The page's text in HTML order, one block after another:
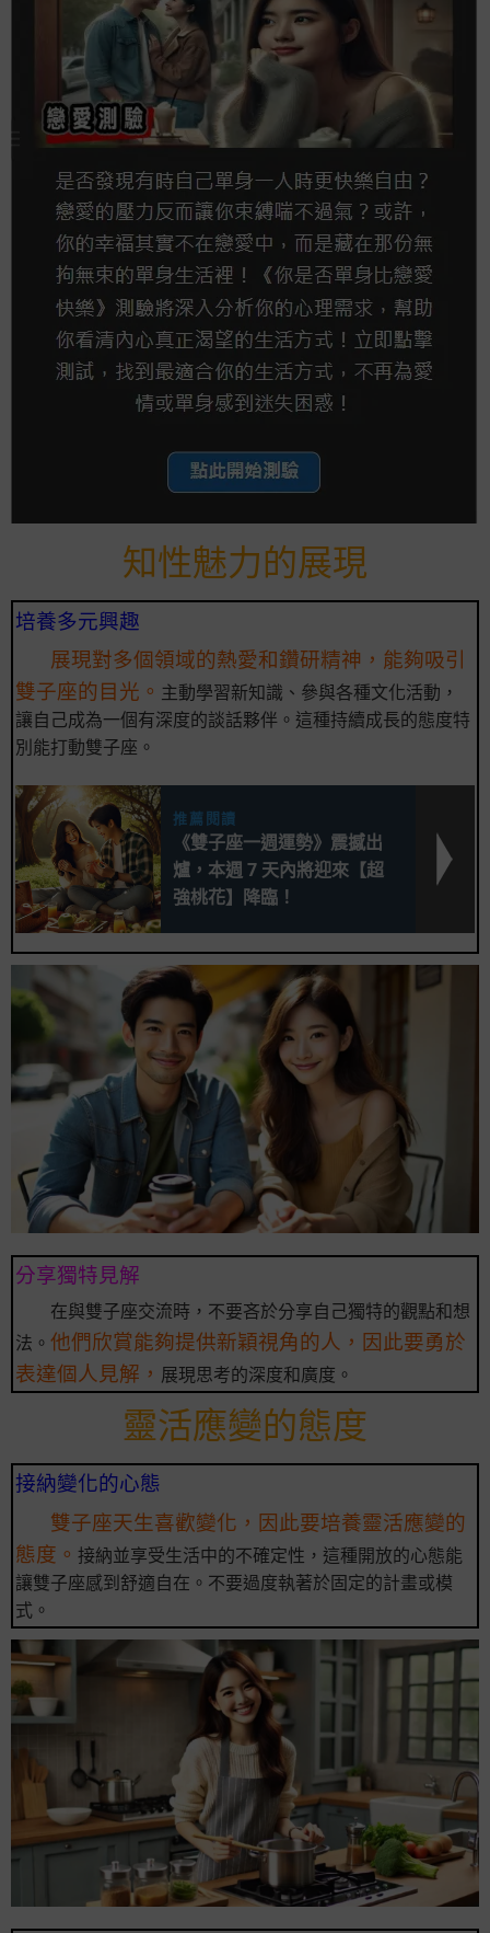
知性魅力的展現
培養多元興趣
展現對多個領域的熱愛和鑽研精神，能夠吸引
雙子座的目光。 主動學習新知識、參與各種文化活動，
讓自己成為一個有深度的談話夥伴。這種持續成長的態度特
別能打動雙子座。
推薦閱讀
《雙子座一週運勢》震撼出
爐，本週 7 天內將迎來【超
強桃花】降臨！
分享獨特見解
在與雙子座交流時，不要吝於分享自己獨特的觀點和想
法。 他們欣賞能夠提供新穎視角的人，因此要勇於
表達個人見解， 展現思考的深度和廣度。
靈活應變的態度
接納變化的心態
雙子座天生喜歡變化，因此要培養靈活應變的
態度。 接納並享受生活中的不確定性，這種開放的心態能
讓雙子座感到舒適自在。不要過度執著於固定的計畫或模
式。